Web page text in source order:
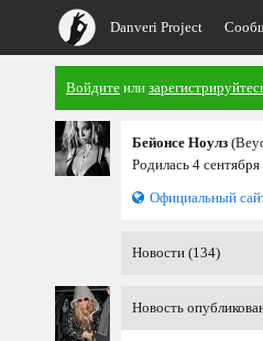
Danveri Project
Войдите или
Бейонсе Ноулз
Родилась 4
Официальный
Новости (134)
Новость